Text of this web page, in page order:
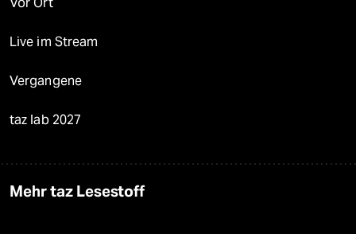
Live im Stream
Vergangene
taz lab 2027
Mehr taz Lesestoff